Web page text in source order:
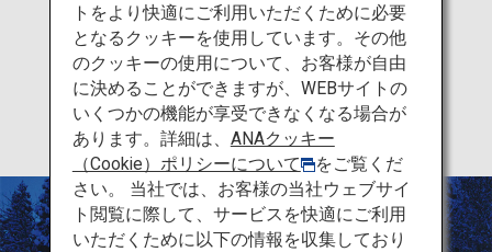
おすすめの旅
旅のアイデア
行き先
文化 秋田
横手のかまくら
トをより快適にご利用いただくために必要
となるクッキーを使用しています。その他
のクッキーの使用について、お客様が自由
に決めることができますが、WEBサイトの
いくつかの機能が享受できなくなる場合が
あります。詳細は、 ANAクッキー
（Cookie）ポリシーについて
をご覧くだ
さい。 当社では、お客様の当社ウェブサイ
ト閲覧に際して、サービスを快適にご利用
いただくために以下の情報を収集しており